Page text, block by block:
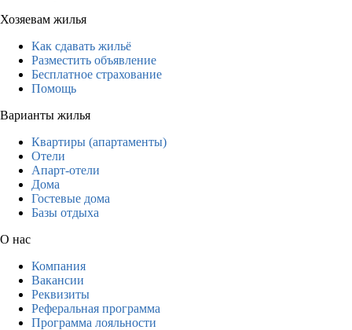
Хозяевам жилья
Как сдавать жильё
Разместить объявление
Бесплатное страхование
Помощь
Варианты жилья
Квартиры (апартаменты)
Отели
Апарт-отели
Дома
Гостевые дома
Базы отдыха
О нас
Компания
Вакансии
Реквизиты
Реферальная программа
Программа лояльности